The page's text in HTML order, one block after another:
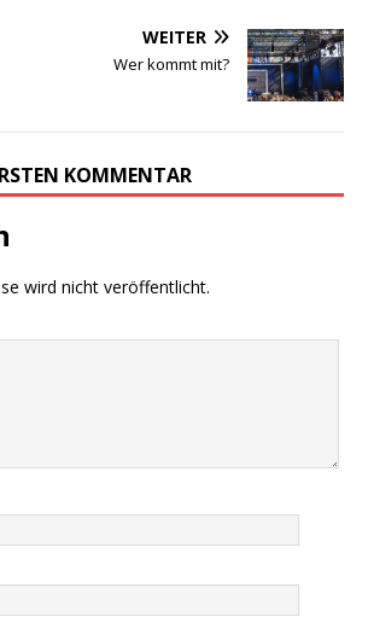
WEITER
Wer kommt mit?
KOMMENTAR
wird nicht veröffentlicht.